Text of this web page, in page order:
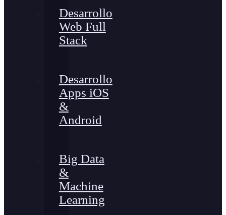
Desarrollo
Web Full
Stack
Desarrollo
Apps iOS
&
Android
Big Data
&
Machine
Learning